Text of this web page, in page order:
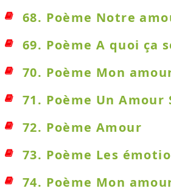
68. Poème Notre
69. Poème A quoi ça
70. Poème Mon
71. Poème Un Amour
72. Poème Amour
73. Poème Les
74. Poème Mon